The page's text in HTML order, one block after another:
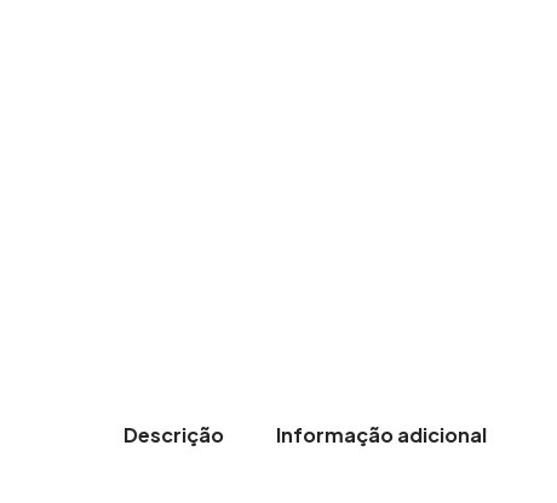
Descrição Informação adicional